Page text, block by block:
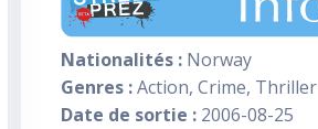
Nationalités : Norway
Genres :Action, Crime, Thriller
Date de sortie : 2006-08-25